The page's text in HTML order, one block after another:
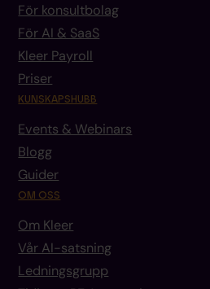
För konsultbolag
För AI & SaaS
Kleer Payroll
Priser
KUNSKAPSHUBB
Events & Webinars
Blogg
Guider
OM OSS
Om Kleer
Vår AI-satsning
Ledningsgrupp